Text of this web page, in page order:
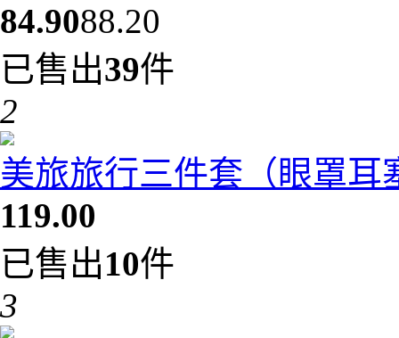
84.9088.20
已售出39件
2
美旅旅行三件套（眼罩耳
119.00
已售出10件
3